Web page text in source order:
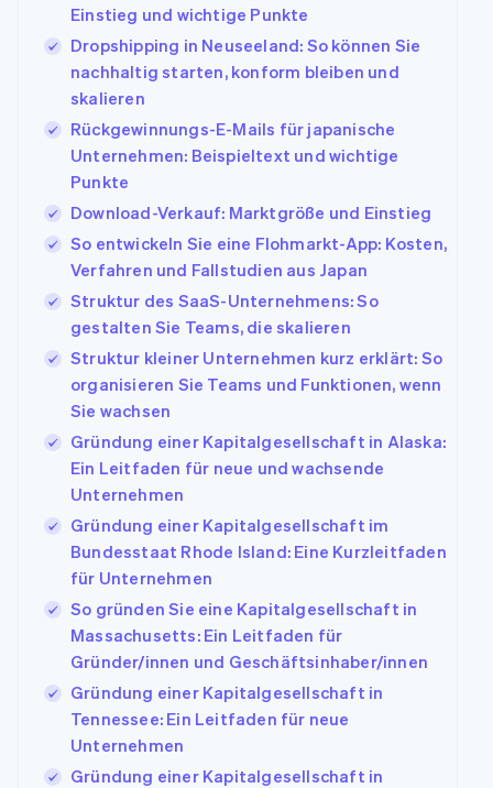
Einstieg und wichtige Punkte
Dropshipping in Neuseeland: So können Sie
nachhaltig starten, konform bleiben und
skalieren
Rückgewinnungs-E-Mails für japanische
Unternehmen: Beispieltext und wichtige
Punkte
Download-Verkauf: Marktgröße und Einstieg
So entwickeln Sie eine Flohmarkt-App: Kosten,
Verfahren und Fallstudien aus Japan
Struktur des SaaS-Unternehmens: So
gestalten Sie Teams, die skalieren
Struktur kleiner Unternehmen kurz erklärt: So
organisieren Sie Teams und Funktionen, wenn
Sie wachsen
Gründung einer Kapitalgesellschaft in Alaska:
Ein Leitfaden für neue und wachsende
Unternehmen
Gründung einer Kapitalgesellschaft im
Bundesstaat Rhode Island: Eine Kurzleitfaden
für Unternehmen
So gründen Sie eine Kapitalgesellschaft in
Massachusetts: Ein Leitfaden für
Gründer/innen und Geschäftsinhaber/innen
Gründung einer Kapitalgesellschaft in
Tennessee: Ein Leitfaden für neue
Unternehmen
Gründung einer Kapitalgesellschaft in